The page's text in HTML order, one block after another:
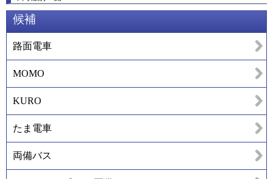
候補
路面電車
MOMO
KURO
たま電車
両備バス